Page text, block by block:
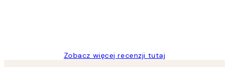
Zobacz więcej recenzji tutaj